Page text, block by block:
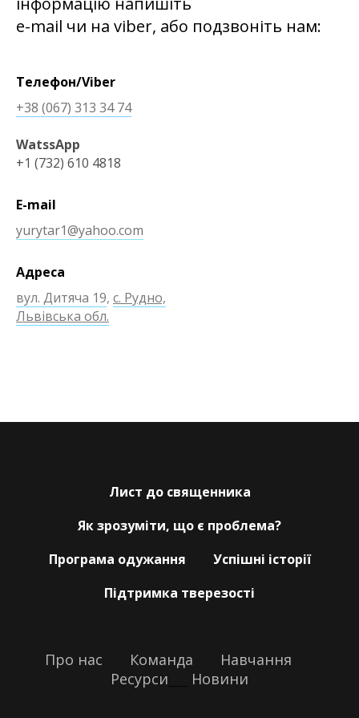
e-mail чи на viber, або подзвоніть нам:
Телефон/Viber
+38 (067) 313 34 74
WatssApp
+1 (732) 610 4818
E-mail
yurytar1@yahoo.com
Адреса
вул. Дитяча 19, с. Рудно,
Львівська обл.
Лист до священника
Як зрозуміти, що є проблема?
Програма одужання
Успішні історії
Підтримка тверезості
Про нас Команда Навчання
Ресурси
Новини